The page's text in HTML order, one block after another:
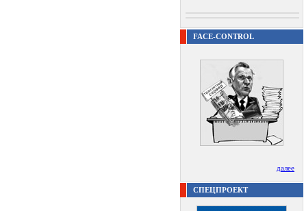
FACE-CONTROL
далее
СПЕЦПРОЕКТ